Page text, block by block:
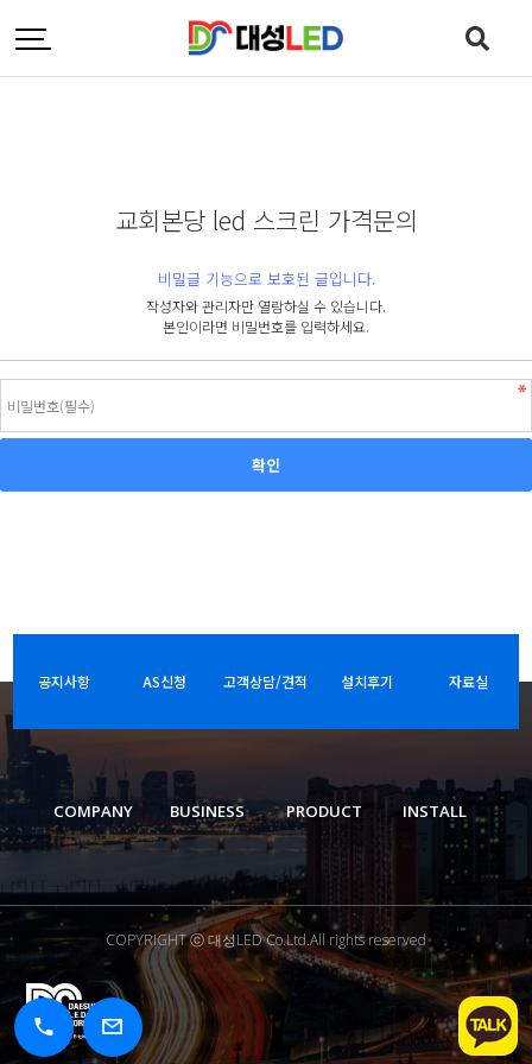
교회본당 led 스크린 가격문의
비밀글 기능으로 보호된 글입니다.
작성자와 관리자만 열람하실 수 있습니다.
본인이라면 비밀번호를 입력하세요.
공지사항 AS신청 고객상담/견적 설치후기 자료실
COMPANY BUSINESS PRODUCT INSTALL
COPYRIGHT ⓒ 대성LED Co.Ltd.All rights reserved